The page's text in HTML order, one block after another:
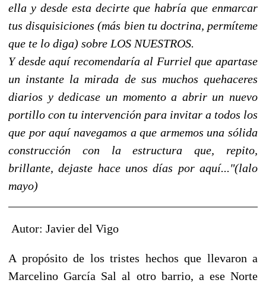
ella y desde esta decirte que habría que enmarcar
tus disquisiciones (más bien tu doctrina, permíteme
que te lo diga) sobre LOS NUESTROS.
Y desde aquí recomendaría al Furriel que apartase
un instante la mirada de sus muchos quehaceres
diarios y dedicase un momento a abrir un nuevo
portillo con tu intervención para invitar a todos los
que por aquí navegamos a que armemos una sólida
construcción con la estructura que, repito,
brillante, dejaste hace unos días por aquí..."(lalo
mayo)
Autor: Javier del Vigo
A propósito de los tristes hechos que llevaron a
Marcelino García Sal al otro barrio, a ese Norte